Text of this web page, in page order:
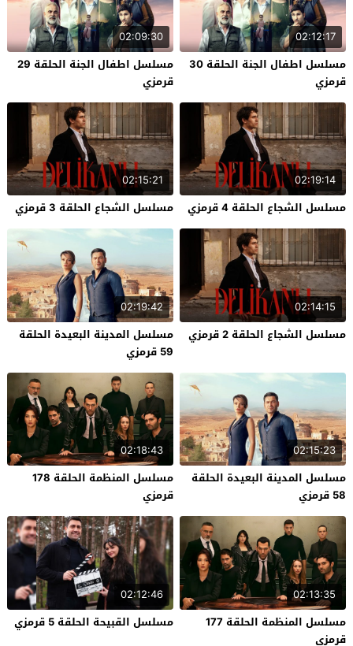
02:12:17
مسلسل اطفال الجنة الحلقة 30
قرمزي
02:09:30
مسلسل اطفال الجنة الحلقة 29
قرمزي
02:19:14
مسلسل الشجاع الحلقة 4 قرمزي
02:15:21
مسلسل الشجاع الحلقة 3 قرمزي
02:14:15
مسلسل الشجاع الحلقة 2 قرمزي
02:19:42
مسلسل المدينة البعيدة الحلقة
59 قرمزي
02:15:23
مسلسل المدينة البعيدة الحلقة
58 قرمزي
02:18:43
مسلسل المنظمة الحلقة 178
قرمزي
02:13:35
مسلسل المنظمة الحلقة 177
قرمزي
02:12:46
مسلسل القبيحة الحلقة 5 قرمزي